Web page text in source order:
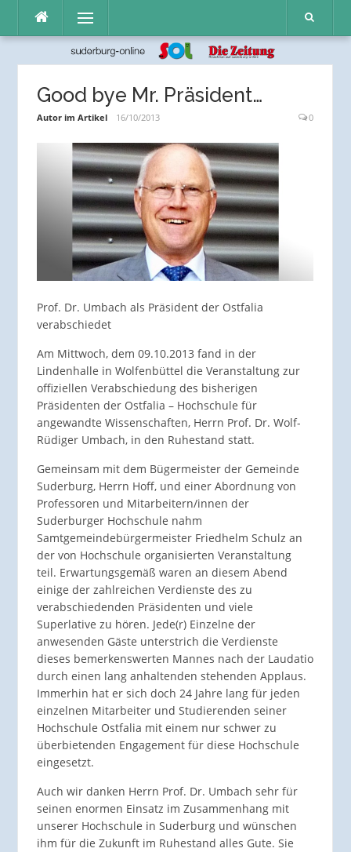
Inhalt
Menü
Good bye Mr. Präsident…
Autor im Artikel 16/10/2013 0
Prof. Dr. Umbach als Präsident der Ostfalia
verabschiedet
Am Mittwoch, dem 09.10.2013 fand in der
Lindenhalle in Wolfenbüttel die Veranstaltung zur
offiziellen Verabschiedung des bisherigen
Präsidenten der Ostfalia – Hochschule für
angewandte Wissenschaften, Herrn Prof. Dr. Wolf-
Rüdiger Umbach, in den Ruhestand statt.
Gemeinsam mit dem Bügermeister der Gemeinde
Suderburg, Herrn Hoff, und einer Abordnung von
Professoren und Mitarbeitern/innen der
Suderburger Hochschule nahm
Samtgemeindebürgermeister Friedhelm Schulz an
der von Hochschule organisierten Veranstaltung
teil. Erwartungsgemäß waren an diesem Abend
einige der zahlreichen Verdienste des zu
verabschiedenden Präsidenten und viele
Superlative zu hören. Jede(r) Einzelne der
anwesenden Gäste unterstrich die Verdienste
dieses bemerkenswerten Mannes nach der Laudatio
durch einen lang anhaltenden stehenden Applaus.
Immerhin hat er sich doch 24 Jahre lang für jeden
einzelnen Mitarbeiter und Studierenden seiner
Hochschule Ostfalia mit einem nur schwer zu
überbietenden Engagement für diese Hochschule
eingesetzt.
Auch wir danken Herrn Prof. Dr. Umbach sehr für
seinen enormen Einsatz im Zusammenhang mit
unserer Hochschule in Suderburg und wünschen
ihm für die Zukunft im Ruhestand alles Gute. Sie